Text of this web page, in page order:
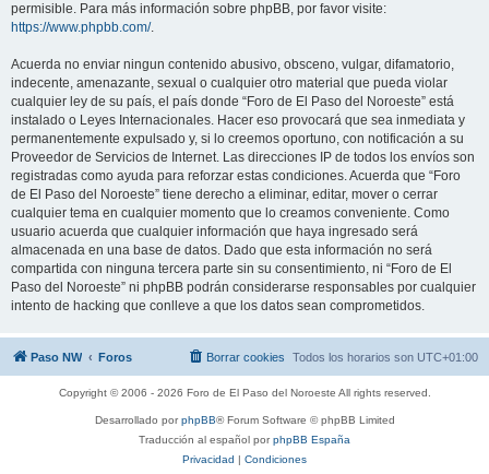
permisible. Para más información sobre phpBB, por favor visite:
https://www.phpbb.com/.
Acuerda no enviar ningun contenido abusivo, obsceno, vulgar, difamatorio,
indecente, amenazante, sexual o cualquier otro material que pueda violar
cualquier ley de su país, el país donde “Foro de El Paso del Noroeste” está
instalado o Leyes Internacionales. Hacer eso provocará que sea inmediata y
permanentemente expulsado y, si lo creemos oportuno, con notificación a su
Proveedor de Servicios de Internet. Las direcciones IP de todos los envíos son
registradas como ayuda para reforzar estas condiciones. Acuerda que “Foro
de El Paso del Noroeste” tiene derecho a eliminar, editar, mover o cerrar
cualquier tema en cualquier momento que lo creamos conveniente. Como
usuario acuerda que cualquier información que haya ingresado será
almacenada en una base de datos. Dado que esta información no será
compartida con ninguna tercera parte sin su consentimiento, ni “Foro de El
Paso del Noroeste” ni phpBB podrán considerarse responsables por cualquier
intento de hacking que conlleve a que los datos sean comprometidos.
Paso NW Foros Todos los horarios son UTC+01:00
Borrar cookies
Copyright © 2006 - 2026 Foro de El Paso del Noroeste All rights reserved.
Desarrollado porphpBB® Forum Software © phpBB Limited
Traducción al español porphpBB España
Privacidad | Condiciones